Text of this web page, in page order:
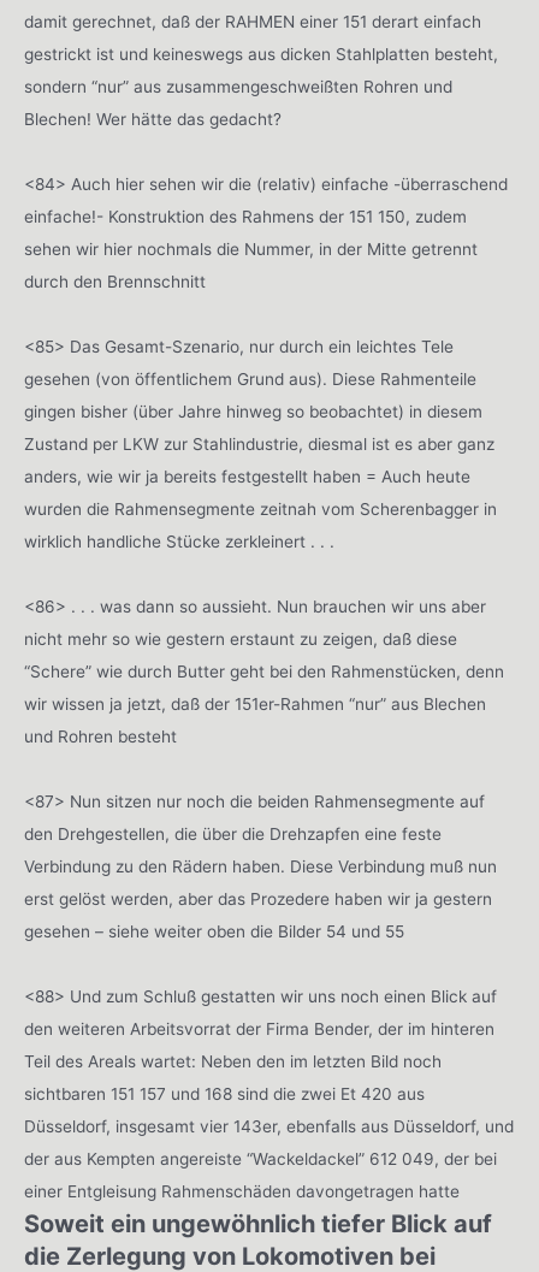
damit gerechnet, daß der RAHMEN einer 151 derart einfach
gestrickt ist und keineswegs aus dicken Stahlplatten besteht,
sondern “nur” aus zusammengeschweißten Rohren und
Blechen! Wer hätte das gedacht?
<84> Auch hier sehen wir die (relativ) einfache -überraschend
einfache!- Konstruktion des Rahmens der 151 150, zudem
sehen wir hier nochmals die Nummer, in der Mitte getrennt
durch den Brennschnitt
<85> Das Gesamt-Szenario, nur durch ein leichtes Tele
gesehen (von öffentlichem Grund aus). Diese Rahmenteile
gingen bisher (über Jahre hinweg so beobachtet) in diesem
Zustand per LKW zur Stahlindustrie, diesmal ist es aber ganz
anders, wie wir ja bereits festgestellt haben = Auch heute
wurden die Rahmensegmente zeitnah vom Scherenbagger in
wirklich handliche Stücke zerkleinert . . .
<86> . . . was dann so aussieht. Nun brauchen wir uns aber
nicht mehr so wie gestern erstaunt zu zeigen, daß diese
“Schere” wie durch Butter geht bei den Rahmenstücken, denn
wir wissen ja jetzt, daß der 151er-Rahmen “nur” aus Blechen
und Rohren besteht
<87> Nun sitzen nur noch die beiden Rahmensegmente auf
den Drehgestellen, die über die Drehzapfen eine feste
Verbindung zu den Rädern haben. Diese Verbindung muß nun
erst gelöst werden, aber das Prozedere haben wir ja gestern
gesehen – siehe weiter oben die Bilder 54 und 55
<88> Und zum Schluß gestatten wir uns noch einen Blick auf
den weiteren Arbeitsvorrat der Firma Bender, der im hinteren
Teil des Areals wartet: Neben den im letzten Bild noch
sichtbaren 151 157 und 168 sind die zwei Et 420 aus
Düsseldorf, insgesamt vier 143er, ebenfalls aus Düsseldorf, und
der aus Kempten angereiste “Wackeldackel” 612 049, der bei
einer Entgleisung Rahmenschäden davongetragen hatte
Soweit ein ungewöhnlich tiefer Blick auf
die Zerlegung von Lokomotiven bei